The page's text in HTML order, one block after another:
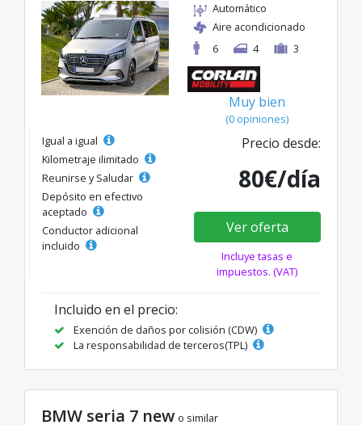
Automático
Aire acondicionado
6
4 3
Muy bien
(0 opiniones)
Igual a igual
Kilometraje ilimitado
Reunirse y Saludar
Depósito en efectivo
aceptado
Conductor adicional
incluido
Precio desde:
80€/día
Ver oferta
Incluye tasas e
impuestos. (VAT)
Incluido en el precio:
Exención de daños por colisión (CDW)
La responsabilidad de terceros(TPL)
BMW seria 7 new o similar